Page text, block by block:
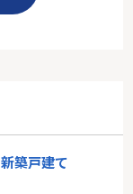
築戸建て